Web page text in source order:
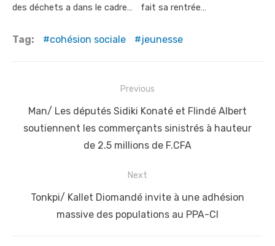
des déchets a dans le cadre…
fait sa rentrée…
Tag: cohésion sociale jeunesse
navigation
Previous
Previous
post:
Man/ Les députés Sidiki Konaté et Flindé Albert
soutiennent les commerçants sinistrés à hauteur
de 2.5 millions de F.CFA
Next
NextTonkpi/ Kallet Diomandé invite à une adhésion
massive des populations au PPA-CI